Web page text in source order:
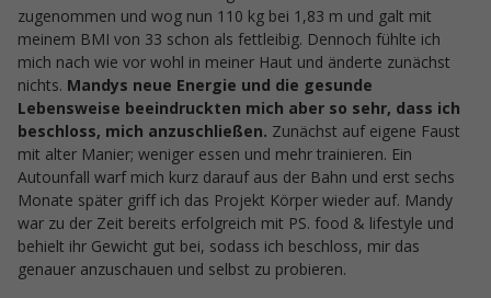
zugenommen und wog nun 110 kg bei 1,83 m und galt mit
meinem BMI von 33 schon als fettleibig. Dennoch fühlte ich
mich nach wie vor wohl in meiner Haut und änderte zunächst
nichts. Mandys neue Energie und die gesunde
Lebensweise beeindruckten mich aber so sehr, dass ich
beschloss, mich anzuschließen. Zunächst auf eigene Faust
mit alter Manier; weniger essen und mehr trainieren. Ein
Autounfall warf mich kurz darauf aus der Bahn und erst sechs
Monate später griff ich das Projekt Körper wieder auf. Mandy
war zu der Zeit bereits erfolgreich mit PS. food & lifestyle und
behielt ihr Gewicht gut bei, sodass ich beschloss, mir das
genauer anzuschauen und selbst zu probieren.